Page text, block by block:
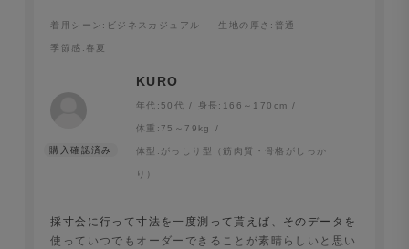
着用シーン :ビジネスカジュアル 生地の厚さ :普通
季節感 :春夏
KURO
年代: 50代 身長: 166～170cm
体重: 75～79kg
体型: がっしり型（筋肉質・骨格がしっか
り）
採寸会に行って寸法を一度測って貰えば、そのデータを
使っていつでもオーダーできることが素晴らしいと思い